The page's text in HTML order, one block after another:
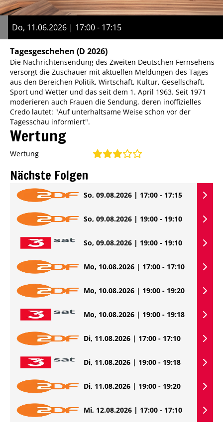
Do, 11.06.2026 | 17:00 - 17:15
Tagesgeschehen (D 2026)
Die Nachrichtensendung des Zweiten Deutschen Fernsehens
versorgt die Zuschauer mit aktuellen Meldungen des Tages
aus den Bereichen Politik, Wirtschaft, Kultur, Gesellschaft,
Sport und Wetter und das seit dem 1. April 1963. Seit 1971
moderieren auch Frauen die Sendung, deren inoffizielles
Credo lautet: "Auf unterhaltsame Weise schon vor der
Tagesschau informiert".
Wertung
Wertung
Nächste Folgen
So, 09.08.2026 | 17:00 - 17:15
So, 09.08.2026 | 19:00 - 19:10
So, 09.08.2026 | 19:00 - 19:10
Mo, 10.08.2026 | 17:00 - 17:10
Mo, 10.08.2026 | 19:00 - 19:20
Mo, 10.08.2026 | 19:00 - 19:18
Di, 11.08.2026 | 17:00 - 17:10
Di, 11.08.2026 | 19:00 - 19:18
Di, 11.08.2026 | 19:00 - 19:20
Mi, 12.08.2026 | 17:00 - 17:10